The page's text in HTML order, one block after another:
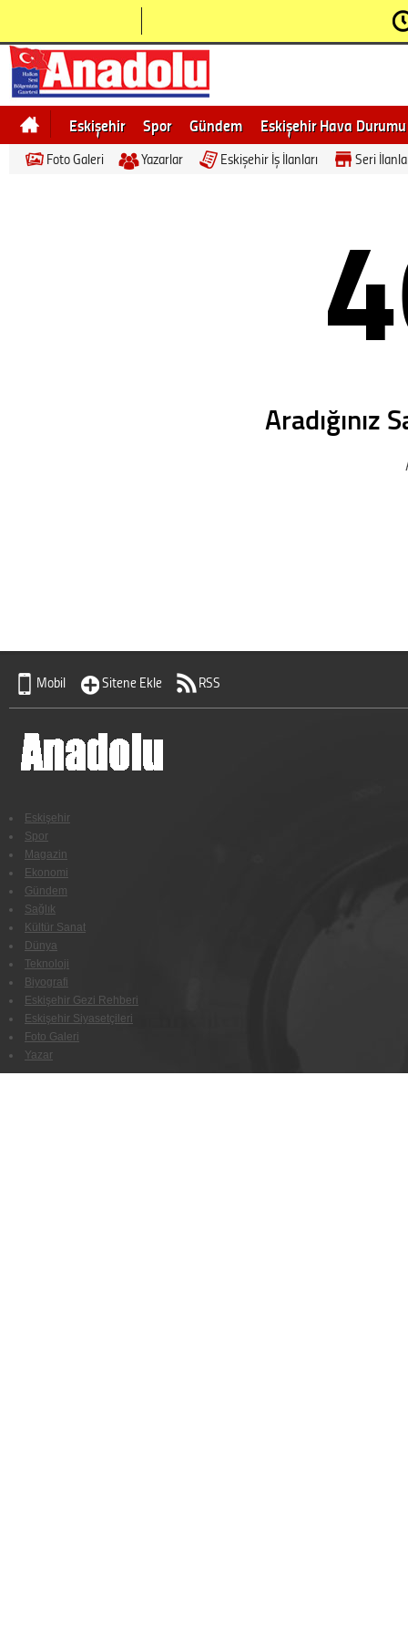
Eskişehir Spor Gündem
Eskişehir Hava Durumu
Bilecik
Ne demek Eskişehir Gezi Rehberi
Foto Galeri Yazarlar Eskişehir İş İlanları Seri
Aradığınız
Mobil Sitene Ekle RSS
Eskişehir
Spor
Magazin
Ekonomi
Gündem
Sağlık
Kültür Sanat
Dünya
Teknoloji
Biyografi
Eskişehir Gezi Rehberi
Eskişehir Siyasetçileri
Foto Galeri
Yazar